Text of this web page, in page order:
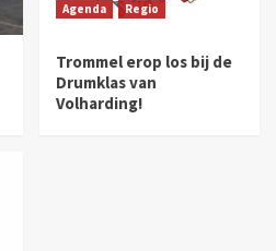
Agenda Regio
Trommel erop los bij de
Drumklas van
Volharding!